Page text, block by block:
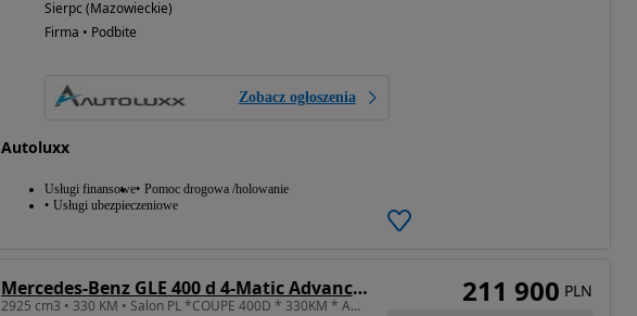
Sierpc (Mazowieckie)
Firma • Podbite
Zobacz ogłoszenia
Autoluxx
Usługi finansowe Pomoc drogowa /holowanie
Usługi ubezpieczeniowe
Mercedes-Benz GLE 400 d 4-Matic Advanced Plus
2925 cm3 • 330 KM • Salon PL *COUPE 400D * 330KM * AMG * Head Up * Open Sky * MultiBeam * 211 900 PLN